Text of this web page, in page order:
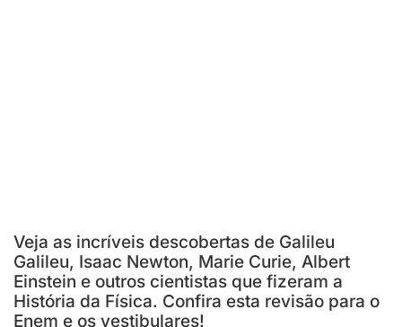
Veja as incríveis descobertas de Galileu
Galileu, Isaac Newton, Marie Curie, Albert
Einstein e outros cientistas que fizeram a
História da Física. Confira esta revisão para o
Enem e os vestibulares!